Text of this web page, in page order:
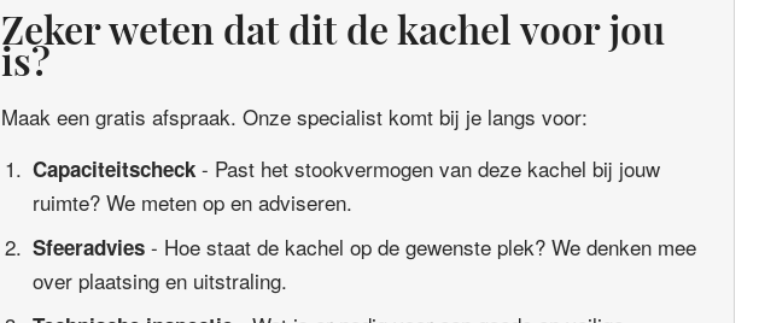
Zeker weten dat dit de kachel voor jou
is?
Maak een gratis afspraak. Onze specialist komt bij je langs voor:
Capaciteitscheck - Past het stookvermogen van deze kachel bij jouw
ruimte? We meten op en adviseren.
Sfeeradvies - Hoe staat de kachel op de gewenste plek? We denken mee
over plaatsing en uitstraling.